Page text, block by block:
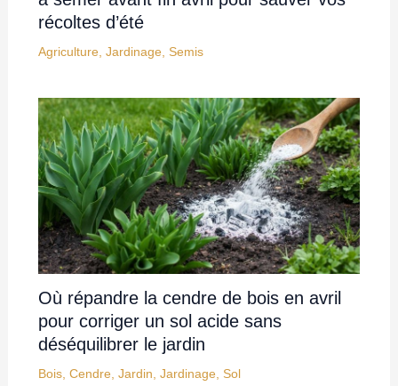
récoltes d’été
Agriculture Jardinage Semis
Où répandre la cendre de bois en avril
pour corriger un sol acide sans
déséquilibrer le jardin
Bois, Cendre Jardin Jardinage Sol